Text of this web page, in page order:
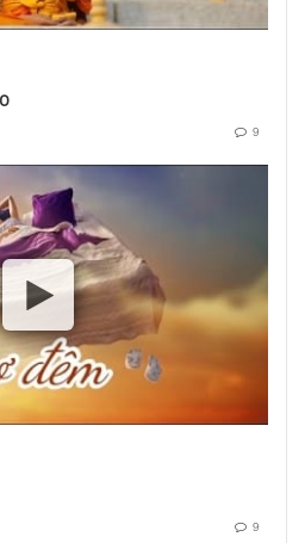
Mà Hôn Nhân Đã Được Phát Minh
Minh Không Phải Là Trí Tuệ
Bà Đẹp, Nhưng Thích Trong Tình
9
9